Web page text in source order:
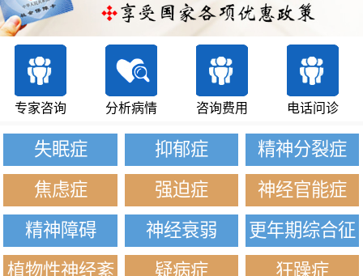
专家咨询 分析病情 咨询费用 电话问诊
失眠症 抑郁症
精神分裂症
焦虑症
强迫症
神经官能症
精神障碍
神经衰弱
更年期综合征
植物性神经紊
疑病症 狂躁症